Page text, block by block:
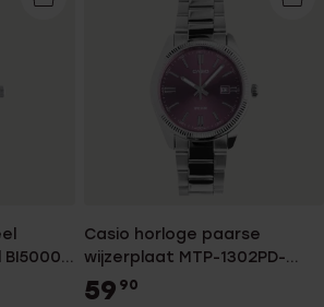
BI5000-
Casio horloge paarse
wijzerplaat MTP-1302PD-
6AVEF
59 90